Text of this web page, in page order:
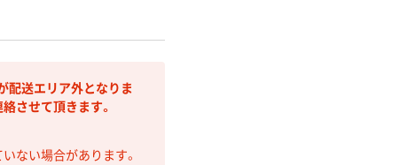
配送エリア外となりま
させて頂きます。
ない場合があります。